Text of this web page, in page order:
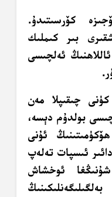
كۆرسىتىدۇ.
بىر كىملىك
ئەلچىسى
چىقىپلا مەن
بولدۇم دېسە،
ئۇنى
ئىسپات تەلەپ
ئوخشاش